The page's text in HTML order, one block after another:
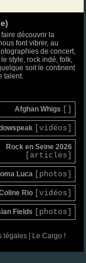
faire découvrir la
font vibrer, au
de concert,
style, rock indé, folk,
soit le continent
talent.
Afghan Whigs
[vidéos]
Rock en Seine 2026
[articles]
Luca [photos]
Rio [vidéos]
Fields [photos]
légales| Le Cargo !